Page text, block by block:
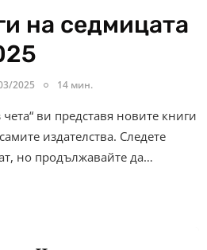
на седмицата
2025 14 мин.
ви представя новите книги
издателства. Следете
но продължавайте да…